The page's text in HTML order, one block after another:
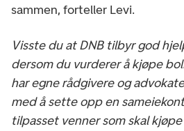
sammen, forteller Levi.
Visste du at DNB tilbyr god
dersom du vurderer å kjøpe
har egne rådgivere og
med å sette opp en
tilpasset venner som skal